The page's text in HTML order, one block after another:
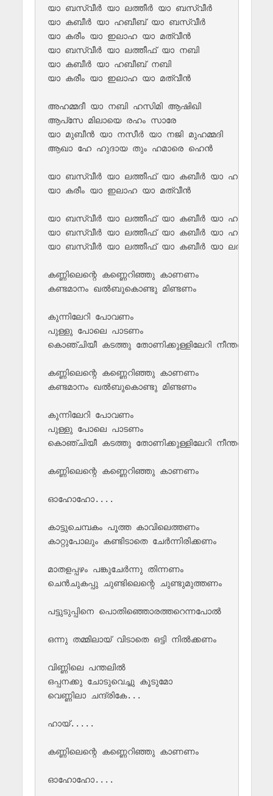
യാ ബസ്വീർ യാ ലത്തീർ യാ ബസ്വീർ
യാ കബീർ യാ ഹബീബ് യാ ബസ്വീർ
യാ കരീം യാ ഇലാഹ യാ മത്വീൻ
യാ ബസ്വീർ യാ ലത്തീഫ് യാ നബി
യാ കബീർ യാ ഹബീബ് നബി
യാ കരീം യാ ഇലാഹ യാ മത്വീൻ
അഹമ്മദീ യാ നബി ഹസിമി ആഷിഖി
ആപ്‌സേ മിലായെ രഹം സാരേ
യാ മുബീൻ യാ നസീർ യാ നജി മുഹമ്മദി
ആഖാ ഹേ ഹുദായ തും ഹമാരെ ഹെൻ
യാ ബസ്വീർ യാ ലത്തീഫ് യാ കബീർ യാ ഹബീബ്
യാ കരീം യാ ഇലാഹ യാ മത്വീൻ
യാ ബസ്വീർ യാ ലത്തീഫ് യാ കബീർ യാ ഹബീബ്
യാ ബസ്വീർ യാ ലത്തീഫ് യാ കബീർ യാ ഹബീബ്
യാ ബസ്വീർ യാ ലത്തീഫ് യാ കബീർ യാ ലത്തീഫ്
കണ്ണിലെന്റെ കണ്ണെറിഞ്ഞു കാണണം
കണ്ടമാനം ഖൽബുകൊണ്ടു മിണ്ടണം
കുന്നിലേറി പോവണം
പുള്ളു പോലെ പാടണം
കൊഞ്ചിയീ കടത്തു തോണിക്കുള്ളിലേറി നീന്തണം
കണ്ണിലെന്റെ കണ്ണെറിഞ്ഞു കാണണം
കണ്ടമാനം ഖൽബുകൊണ്ടു മിണ്ടണം
കുന്നിലേറി പോവണം
പുള്ളു പോലെ പാടണം
കൊഞ്ചിയീ കടത്തു തോണിക്കുള്ളിലേറി നീന്തണം
കണ്ണിലെന്റെ കണ്ണെറിഞ്ഞു കാണണം
ഓഹോഹോ....
കാട്ടുചെമ്പകം പൂത്ത കാവിലെത്തണം
കാറ്റുപോലും കണ്ടിടാതെ ചേർന്നിരിക്കണം
മാതളപ്പഴം പങ്കുചേർന്നു തിന്നണം
ചെൻചുകപ്പു ചുണ്ടിലെന്റെ ചുണ്ടുമുത്തണം
പട്ടുടുപ്പിനെ പൊതിഞ്ഞൊരത്തറെന്നപോൽ
ഒന്നു തമ്മിലായ് വിടാതെ ഒട്ടി നിൽക്കണം
വിണ്ണിലെ പന്തലിൽ
ഒപ്പനക്കു ചോടുവെച്ചു കൂടുമോ
വെണ്ണിലാ ചന്ദ്രികേ...
ഹായ്.....
കണ്ണിലെന്റെ കണ്ണെറിഞ്ഞു കാണണം
ഓഹോഹോ....